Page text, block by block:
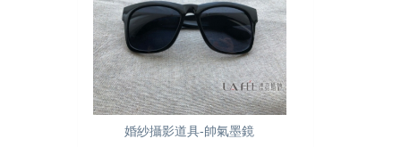
婚紗攝影道具-帥氣墨鏡